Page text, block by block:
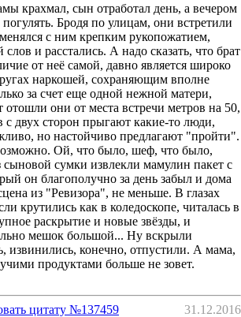
крахмал, сын отработал день, а вечером
Бродя по улицам, они встретили
с ним крепким рукопожатием,
и расстались. А надо сказать, что брат
от неё самой, давно является широко
наркошей, сохраняющим вполне
за счет еще одной нежной матери,
они от места встречи метров на 50,
с двух сторон прыгают какие-то люди,
но настойчиво предлагают "пройти".
Ой, что было, шеф, что было,
сыновой сумки извлекли мамулин пакет с
он благополучно за день забыл и дома
из "Ревизора", не меньше. В глазах
крутились как в коледоскопе, читалась в
раскрытие и новые звёзды, и
мешок большой... Ну вскрыли
извинились, конечно, отпустили. А мама,
продуктами больше не зовет.
цитату №137459
31.12.2016